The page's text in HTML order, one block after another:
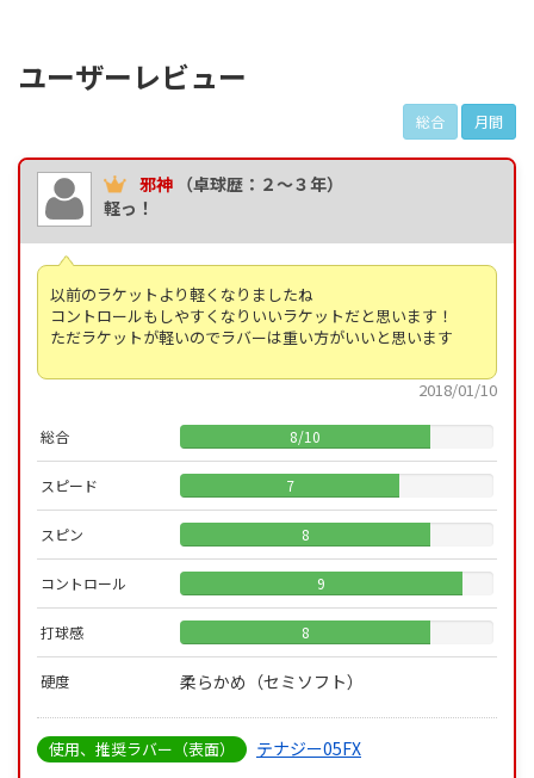
ユーザーレビュー
総合 月間
邪神 （卓球歴：２～３年）
軽っ！
以前のラケットより軽くなりましたね
コントロールもしやすくなりいいラケットだと思います！
ただラケットが軽いのでラバーは重い方がいいと思います
2018/01/10
総合 8/10
スピード 7
スピン 8
コントロール 9
打球感 8
硬度 柔らかめ（セミソフト）
使用、推奨ラバー（表面） テナジー05FX